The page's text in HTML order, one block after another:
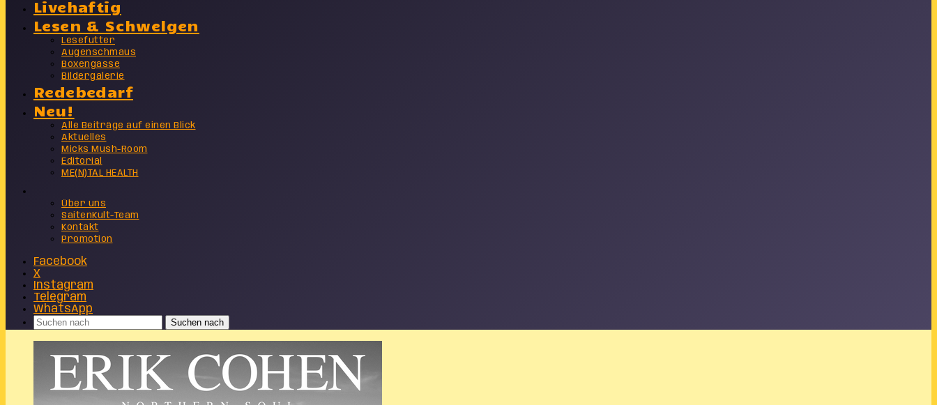
Livehaftig
Lesen & Schwelgen
Lesefutter
Augenschmaus
Boxengasse
Bildergalerie
Redebedarf
Neu!
Alle Beiträge auf einen Blick
Aktuelles
Micks Mush-Room
Editorial
ME(N)TAL HEALTH
Über uns
SaitenKult-Team
Kontakt
Promotion
Facebook
X
Instagram
Telegram
WhatsApp
Suchen nach